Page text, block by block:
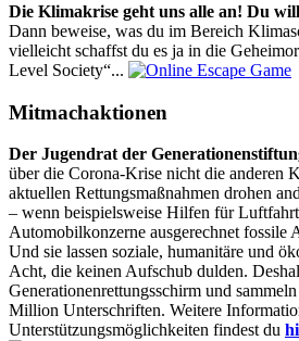
Die Klimakrise geht uns alle an! Du
Dann beweise, was du im Bereich
vielleicht schaffst du es ja in die
Level Society“...
Mitmachaktionen
Der Jugendrat der
über die Corona-Krise nicht die anderen
aktuellen Rettungsmaßnahmen drohen
– wenn beispielsweise Hilfen für
Automobilkonzerne ausgerechnet fossile
Und sie lassen soziale, humanitäre und
Acht, die keinen Aufschub dulden.
Generationenrettungsschirm und
Million Unterschriften. Weitere
Unterstützungsmöglichkeiten findest du